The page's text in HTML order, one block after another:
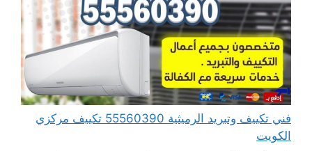
فني تكييف وتبريد الرميثية 55560390 تكييف مركزي
الكويت